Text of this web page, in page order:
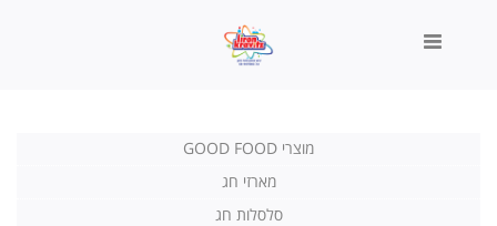
מוצרי GOOD FOOD
מארזי חג
סלסלות חג